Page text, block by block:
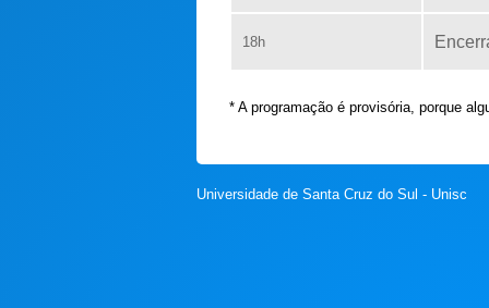
18h
* A programação é provisória, porque
Universidade de Santa Cruz do Sul - Unisc